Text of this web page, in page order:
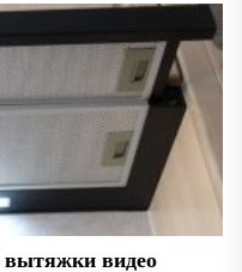
вытяжки видео